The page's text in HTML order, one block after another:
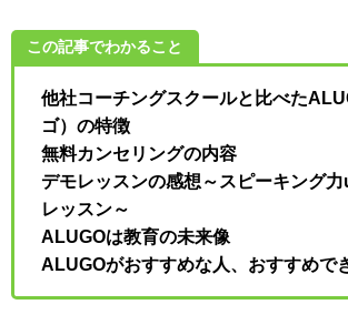
この記事でわかること
他社コーチングスクールと比べた
ゴ）の特徴
無料カンセリングの内容
デモレッスンの感想～スピーキング
レッスン～
ALUGOは教育の未来像
ALUGOがおすすめな人、おすすめで